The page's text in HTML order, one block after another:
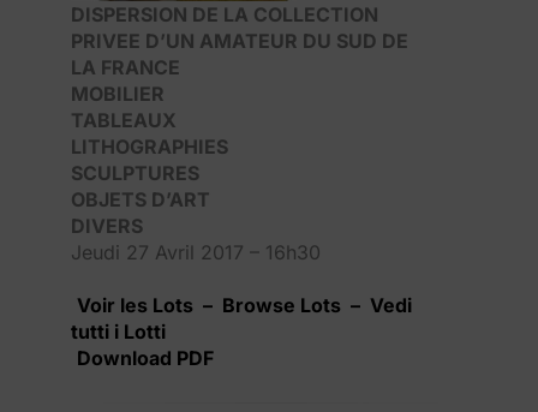
DISPERSION DE LA COLLECTION
PRIVEE D’UN AMATEUR DU SUD DE
LA FRANCE
MOBILIER
TABLEAUX
LITHOGRAPHIES
SCULPTURES
OBJETS D’ART
DIVERS
Jeudi 27 Avril 2017 – 16h30
Voir les Lots – Browse Lots – Vedi
tutti i Lotti
Download PDF